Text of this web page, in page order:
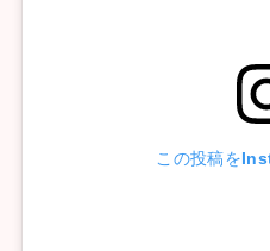
この投稿を